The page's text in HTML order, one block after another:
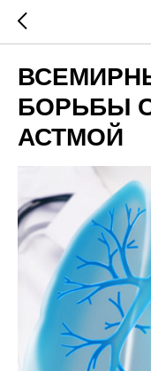
БОРЬБЫ
АСТМОЙ